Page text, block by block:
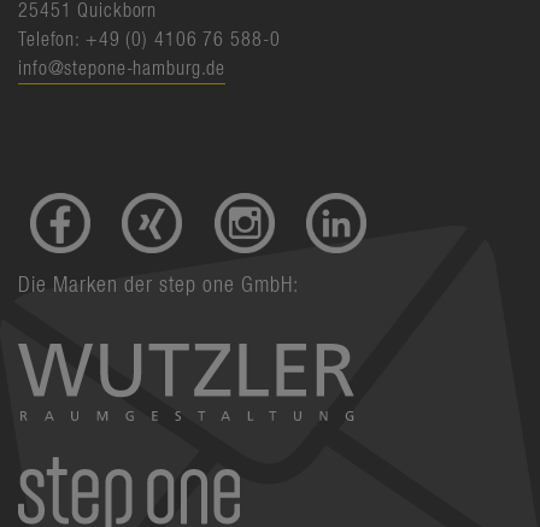
25451 Quickborn
Telefon: +49 (0) 4106 76 588-0
info@stepone-hamburg.de
Die Marken der step one GmbH: